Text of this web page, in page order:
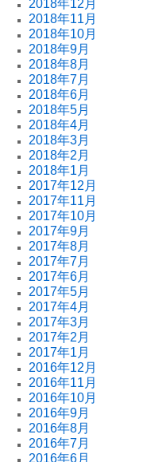
2018年12月
2018年11月
2018年10月
2018年9月
2018年8月
2018年7月
2018年6月
2018年5月
2018年4月
2018年3月
2018年2月
2018年1月
2017年12月
2017年11月
2017年10月
2017年9月
2017年8月
2017年7月
2017年6月
2017年5月
2017年4月
2017年3月
2017年2月
2017年1月
2016年12月
2016年11月
2016年10月
2016年9月
2016年8月
2016年7月
2016年6月